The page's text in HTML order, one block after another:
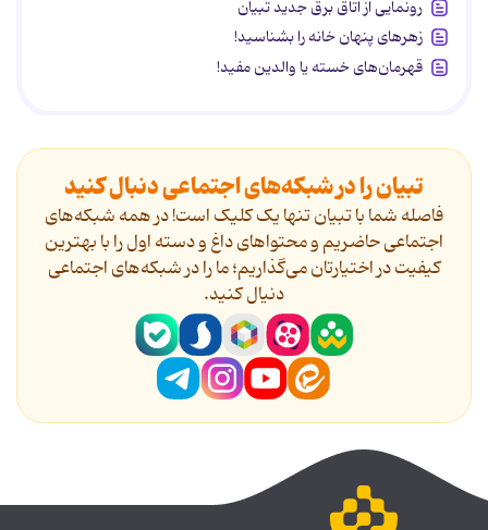
رونمایی از اتاق برق جدید تبیان
زهرهای پنهان خانه را بشناسید!
قهرمان‌های خسته یا والدین مفید!
تبیان را در شبکه‌های اجتماعی دنبال کنید
فاصله شما با تبیان تنها یک کلیک است! در همه شبکه‌های
اجتماعی حاضریم و محتواهای داغ و دسته اول را با بهترین
کیفیت در اختیارتان می‌گذاریم؛ ما را در شبکه‌های اجتماعی
دنیال کنید.